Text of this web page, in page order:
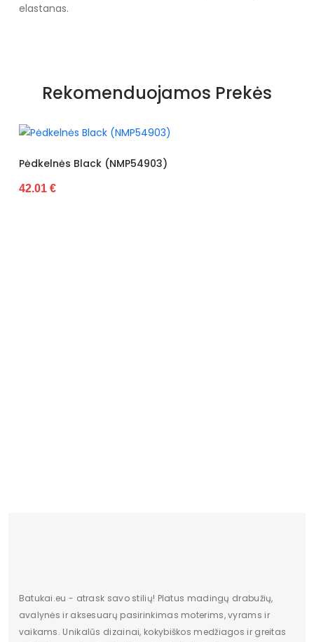
elastanas.
Rekomenduojamos Prekės
(NMP54903)
Batukai.eu - atrask savo stilių! Platus madingų drabužių,
avalynės ir aksesuarų pasirinkimas moterims, vyrams ir
vaikams. Unikalūs dizainai, kokybiškos medžiagos ir greitas